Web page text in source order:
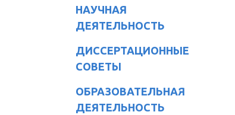
НАУЧНАЯ
ДЕЯТЕЛЬНОСТЬ
ДИССЕРТАЦИОННЫЕ
СОВЕТЫ
ОБРАЗОВАТЕЛЬНАЯ
ДЕЯТЕЛЬНОСТЬ